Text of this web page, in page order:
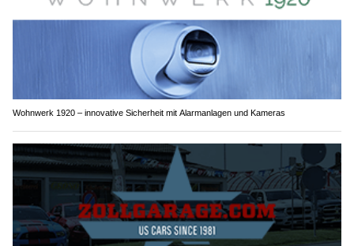
Wohnwerk 1920 – innovative Sicherheit mit Alarmanlagen und Kameras